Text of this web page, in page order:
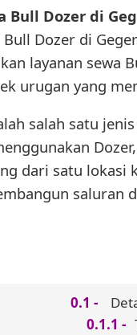
Bull Dozer di
Bull Dozer di
layanan sewa
urugan yang
salah satu
dari satu lokasi
saluran